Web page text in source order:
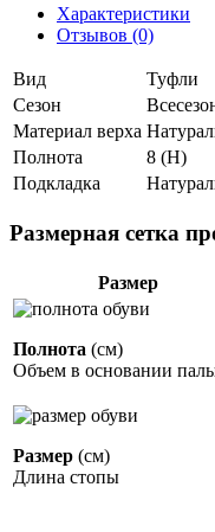
Характеристики
Отзывов (0)
Вид
Туфли
Сезон
Материал верха
Полнота
8 (H)
Подкладка
Размерная сетка
Размер
Полнота (см)
Объем в основании
Размер (см)
Длина стопы